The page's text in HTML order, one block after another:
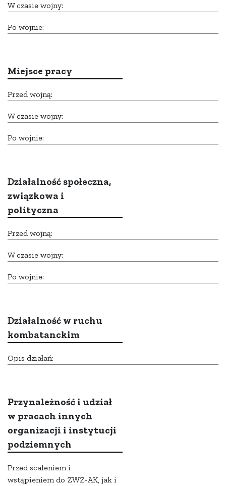
W czasie wojny:
Po wojnie:
Miejsce pracy
Przed wojną:
W czasie wojny:
Po wojnie:
Działalność społeczna,
związkowa i
polityczna
Przed wojną:
W czasie wojny:
Po wojnie:
Działalność w ruchu
kombatanckim
Opis działań:
Przynależność i udział
w pracach innych
organizacji i instytucji
podziemnych
Przed scaleniem i
wstąpieniem do ZWZ-AK, jak i